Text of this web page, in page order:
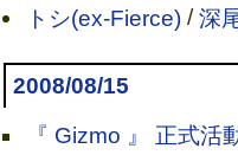
トシ(ex-Fierce)/深
2008/08/15
『 Gizmo 』 正式活